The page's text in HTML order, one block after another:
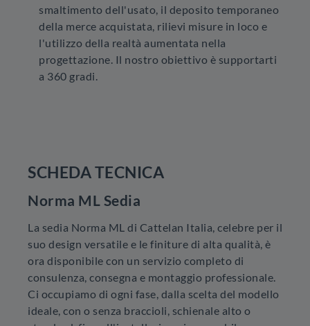
smaltimento dell'usato, il deposito temporaneo
della merce acquistata, rilievi misure in loco e
l'utilizzo della realtà aumentata nella
progettazione. Il nostro obiettivo è supportarti
a 360 gradi.
SCHEDA TECNICA
Norma ML Sedia
La sedia Norma ML di Cattelan Italia, celebre per il
suo design versatile e le finiture di alta qualità, è
ora disponibile con un servizio completo di
consulenza, consegna e montaggio professionale.
Ci occupiamo di ogni fase, dalla scelta del modello
ideale, con o senza braccioli, schienale alto o